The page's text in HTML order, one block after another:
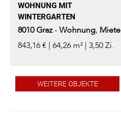
WOHNUNG MIT
WINTERGARTEN
8010Graz-Wohnung, Miete
843,16 € | 64,26 m² | 3,50 Zi.
WEITERE OBJEKTE